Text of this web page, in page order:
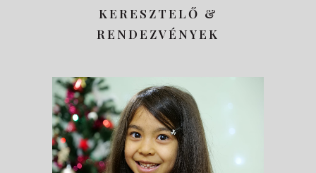
KERESZTELŐ &
RENDEZVÉNYEK